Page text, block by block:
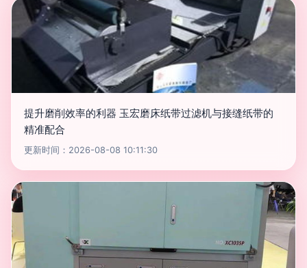
提升磨削效率的利器 玉宏磨床纸带过滤机与接缝纸带的
精准配合
更新时间：2026-08-08 10:11:30